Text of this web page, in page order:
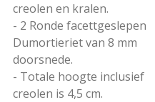
creolen en kralen.
- 2 Ronde facettgeslepen
Dumortieriet van 8 mm
doorsnede.
- Totale hoogte inclusief
creolen is 4,5 cm.